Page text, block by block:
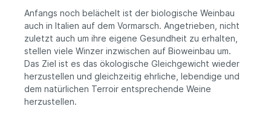
Anfangs noch belächelt ist der biologische Weinbau
auch in Italien auf dem Vormarsch. Angetrieben, nicht
zuletzt auch um ihre eigene Gesundheit zu erhalten,
stellen viele Winzer inzwischen auf Bioweinbau um.
Das Ziel ist es das ökologische Gleichgewicht wieder
herzustellen und gleichzeitig ehrliche, lebendige und
dem natürlichen Terroir entsprechende Weine
herzustellen.